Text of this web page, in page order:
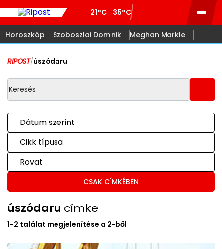
21°C 35°C
Horoszkóp Szoboszlai Dominik Meghan Markle
RIPOST/úszódaru
Dátum szerint
Cikk típusa
Rovat
CSAK CÍMKÉBEN
úszódaru címke
1-2 találat megjelenítése a 2-ből